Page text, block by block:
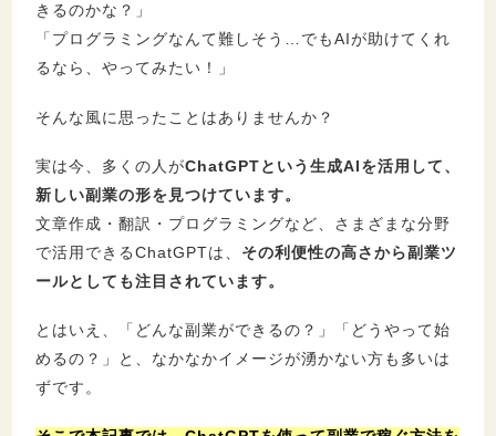
きるのかな？」
「プログラミングなんて難しそう…でもAIが助けてくれ
るなら、やってみたい！」
そんな風に思ったことはありませんか？
実は今、多くの人がChatGPTという生成AIを活用して、
新しい副業の形を見つけています。
文章作成・翻訳・プログラミングなど、さまざまな分野
で活用できるChatGPTは、 その利便性の高さから副業ツ
ールとしても注目されています。
とはいえ、「どんな副業ができるの？」「どうやって始
めるの？」と、なかなかイメージが湧かない方も多いは
ずです。